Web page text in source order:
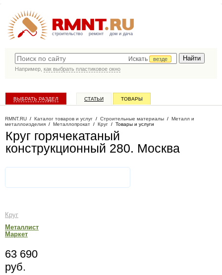
строительство ремонт дом и дача
Искать
везде
Например, как выбрать пластиковое окно
ВЫБРАТЬ РАЗДЕЛ СТАТЬИ ТОВАРЫ
RMNT.RU / Каталог товаров и услуг / Строительные материалы / Металл и
металлоизделия / Металлопрокат / Круг / Товары и услуги
Круг горячекатаный
конструкционный 280. Москва
Круг
Металлист
Маркет
63 690
руб.